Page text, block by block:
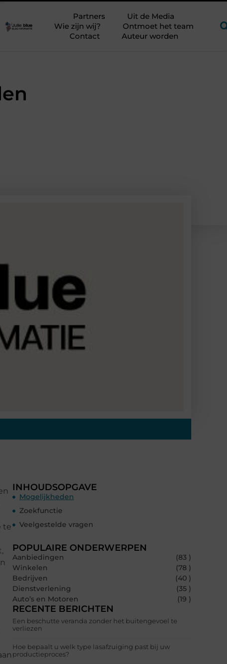
Partners
Uit de Media
Wie zijn wij?
Ontmoet het team
Contact
Auteur worden
te
INHOUDSOPGAVE
Mogelijkheden
Zoekfunctie
Veelgestelde vragen
POPULAIRE ONDERWERPEN
Aanbiedingen
(83 )
Winkelen
(78 )
Bedrijven
(40 )
Dienstverlening
(35 )
Auto’s en Motoren
(19 )
RECENTE BERICHTEN
Een beschutte veranda zonder het buitengevoel te
verliezen
Hoe bepaalt u welk type lasafzuiging past bij uw
productieproces?